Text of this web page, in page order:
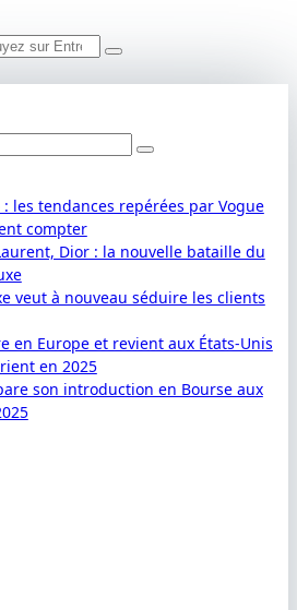
: les tendances repérées par Vogue
compter
Dior : la nouvelle bataille du
veut à nouveau séduire les clients
en Europe et revient aux États-Unis
en 2025
son introduction en Bourse aux